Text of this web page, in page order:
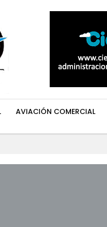
AVIACIÓN COMERCIAL